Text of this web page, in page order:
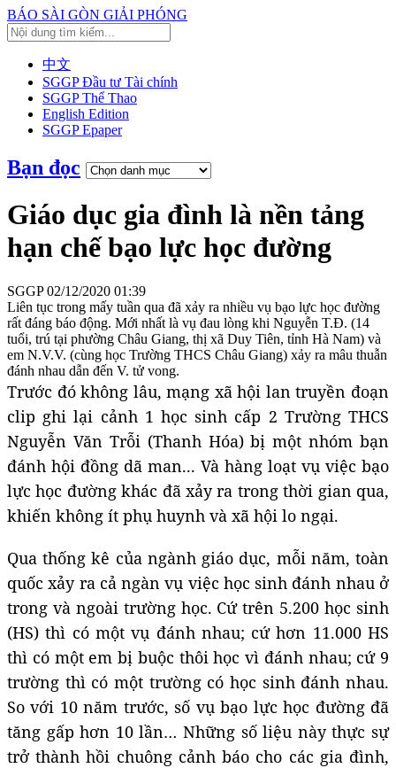
BÁO SÀI GÒN GIẢI PHÓNG
中文
SGGP Đầu tư Tài chính
SGGP Thể Thao
English Edition
SGGP Epaper
Bạn đọc
Giáo dục gia đình là nền tảng
hạn chế bạo lực học đường
SGGP02/12/2020 01:39
Liên tục trong mấy tuần qua đã xảy ra nhiều vụ bạo lực học đường
rất đáng báo động. Mới nhất là vụ đau lòng khi Nguyễn T.Đ. (14
tuổi, trú tại phường Châu Giang, thị xã Duy Tiên, tỉnh Hà Nam) và
em N.V.V. (cùng học Trường THCS Châu Giang) xảy ra mâu thuẫn
đánh nhau dẫn đến V. tử vong.
Trước đó không lâu, mạng xã hội lan truyền đoạn
clip ghi lại cảnh 1 học sinh cấp 2 Trường THCS
Nguyễn Văn Trỗi (Thanh Hóa) bị một nhóm bạn
đánh hội đồng dã man... Và hàng loạt vụ việc bạo
lực học đường khác đã xảy ra trong thời gian qua,
khiến không ít phụ huynh và xã hội lo ngại.
Qua thống kê của ngành giáo dục, mỗi năm, toàn
quốc xảy ra cả ngàn vụ việc học sinh đánh nhau ở
trong và ngoài trường học. Cứ trên 5.200 học sinh
(HS) thì có một vụ đánh nhau; cứ hơn 11.000 HS
thì có một em bị buộc thôi học vì đánh nhau; cứ 9
trường thì có một trường có học sinh đánh nhau.
So với 10 năm trước, số vụ bạo lực học đường đã
tăng gấp hơn 10 lần… Những số liệu này thực sự
trở thành hồi chuông cảnh báo cho các gia đình,